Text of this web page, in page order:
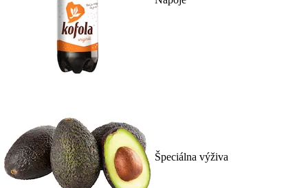
Špeciálna výživa